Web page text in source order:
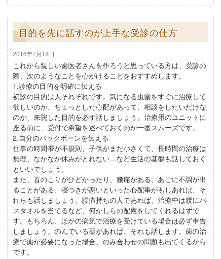
目的を先に話すのが上手な受診の仕方
2016年7月18日
これから親しい歯医者さんを作ろうと思っている方は、受診の
際、次のようなことを心がけることをおすすめします。
1.診療の目的を明確に伝える
初診の目的は人それぞれです。気になる虫歯をすぐに治療して
欲しいのか、ちょっとした心配があって、相談をしたいだけな
のか、来院した目的を必ず話しましょう。治療用のユニットに
座る前に、受付で希望を述べておくのが一番スムーズです。
2.自分のバックボーンを伝える
仕事の時間帯が不規則、子供がまだ小さくて、長時間の治療は
無理、なかなか休みがとれない…など生活の基盤も話しておく
といいでしょう。
また、首のこりがひどかったり、腰痛がある、あごに不調が出
ることがある、寝つきが悪いといった心配事がもしあれば、そ
れらも話しましょう。腰痛持ちの人であれば、治療中は腰にバ
スタオルを当てるなど、何かしらの配慮をしてくれるはずで
す。もちろん、ほかの病気で治療を受けている場合は必ず申告
しましょう。のんでいる薬があれば、それも話します。歯の治
療で薬が必要になった場合、のみ合わせの問題も出てくるから
です。